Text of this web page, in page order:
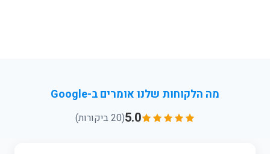
מה הלקוחות שלנו אומרים ב-Google
5.0(20 ביקורות)